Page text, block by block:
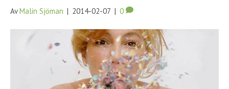
AvMalin Sjöman | 2014-02-07 | 0